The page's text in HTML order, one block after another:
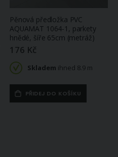
Pěnová předložka PVC
AQUAMAT 1064-1, parkety
hnědé, šíře 65cm (metráž)
176 Kč
Skladem ihned 8.9 m
PŘIDEJ DO KOŠÍKU